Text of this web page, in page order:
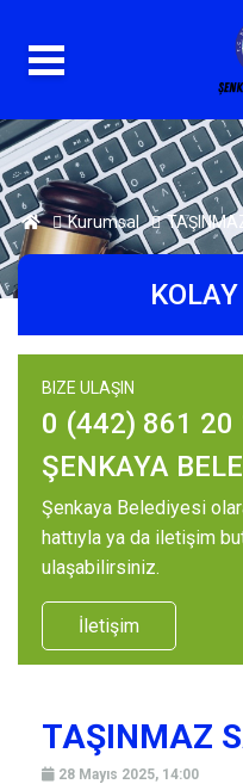
Kurumsal
BIZE ULAŞIN
0 (442) 861 20
ŞENKAYA
Şenkaya Belediyesi
hattıyla ya da iletişim
ulaşabilirsiniz.
İletişim
TAŞINMAZ
28 Mayıs 2025, 14:00